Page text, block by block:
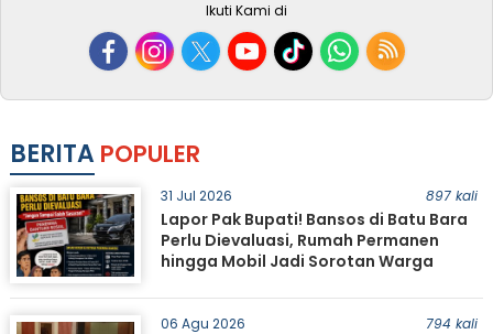
Ikuti Kami di
BERITA POPULER
31 Jul 2026 897 kali
Lapor Pak Bupati! Bansos di Batu Bara
Perlu Dievaluasi, Rumah Permanen
hingga Mobil Jadi Sorotan Warga
06 Agu 2026 794 kali